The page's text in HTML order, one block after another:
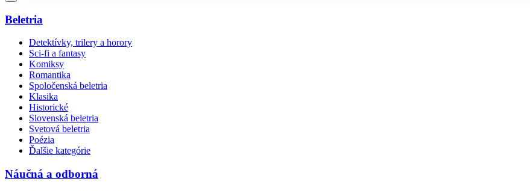
Beletria
Detektívky, trilery a horory
Sci-fi a fantasy
Komiksy
Romantika
Spoločenská beletria
Klasika
Historické
Slovenská beletria
Svetová beletria
Poézia
Ďalšie kategórie
Náučná a odborná